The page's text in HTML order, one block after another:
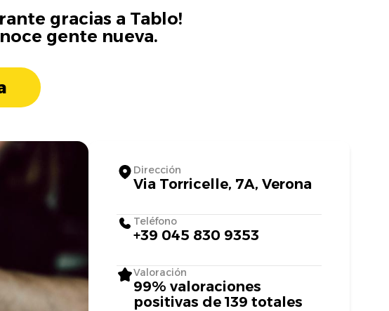
gracias a Tablo!
gente nueva.
Dirección
Via Torricelle, 7A, Verona
Teléfono
+39 045 830 9353
Valoración
99% valoraciones
positivas de 139 totales